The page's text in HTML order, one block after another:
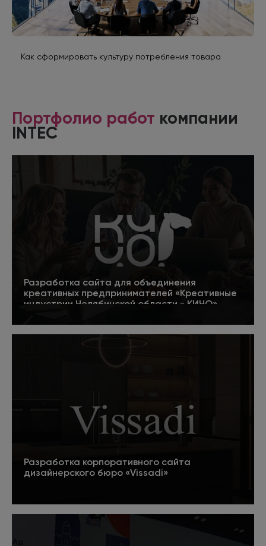
Как сформировать культуру потребления товара
Портфолио работ компании
INTEC
Разработка сайта для объединения
креативных предпринимателей «Креативные
индустрии Челябинской области - КИЧО»
Подробнее 5
Разработка корпоративного сайта
дизайнерского бюро «Vissadi»
Подробнее